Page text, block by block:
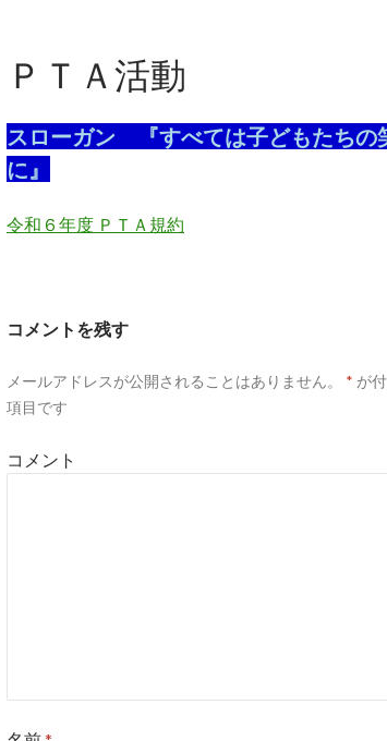
ＰＴＡ活動
スローガン 『すべては子どもたちの
に』
令和６年度 ＰＴＡ規約
コメントを残す
メールアドレスが公開されることはありません。 * が
項目です
コメント